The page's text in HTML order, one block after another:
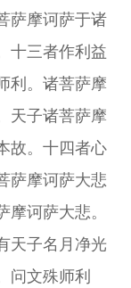
萨摩诃萨于诸
十三者作利益
利。诸菩萨摩
天子诸菩萨摩
故。十四者心
萨摩诃萨大悲
诃萨大悲。
天子名月净光
问文殊师利